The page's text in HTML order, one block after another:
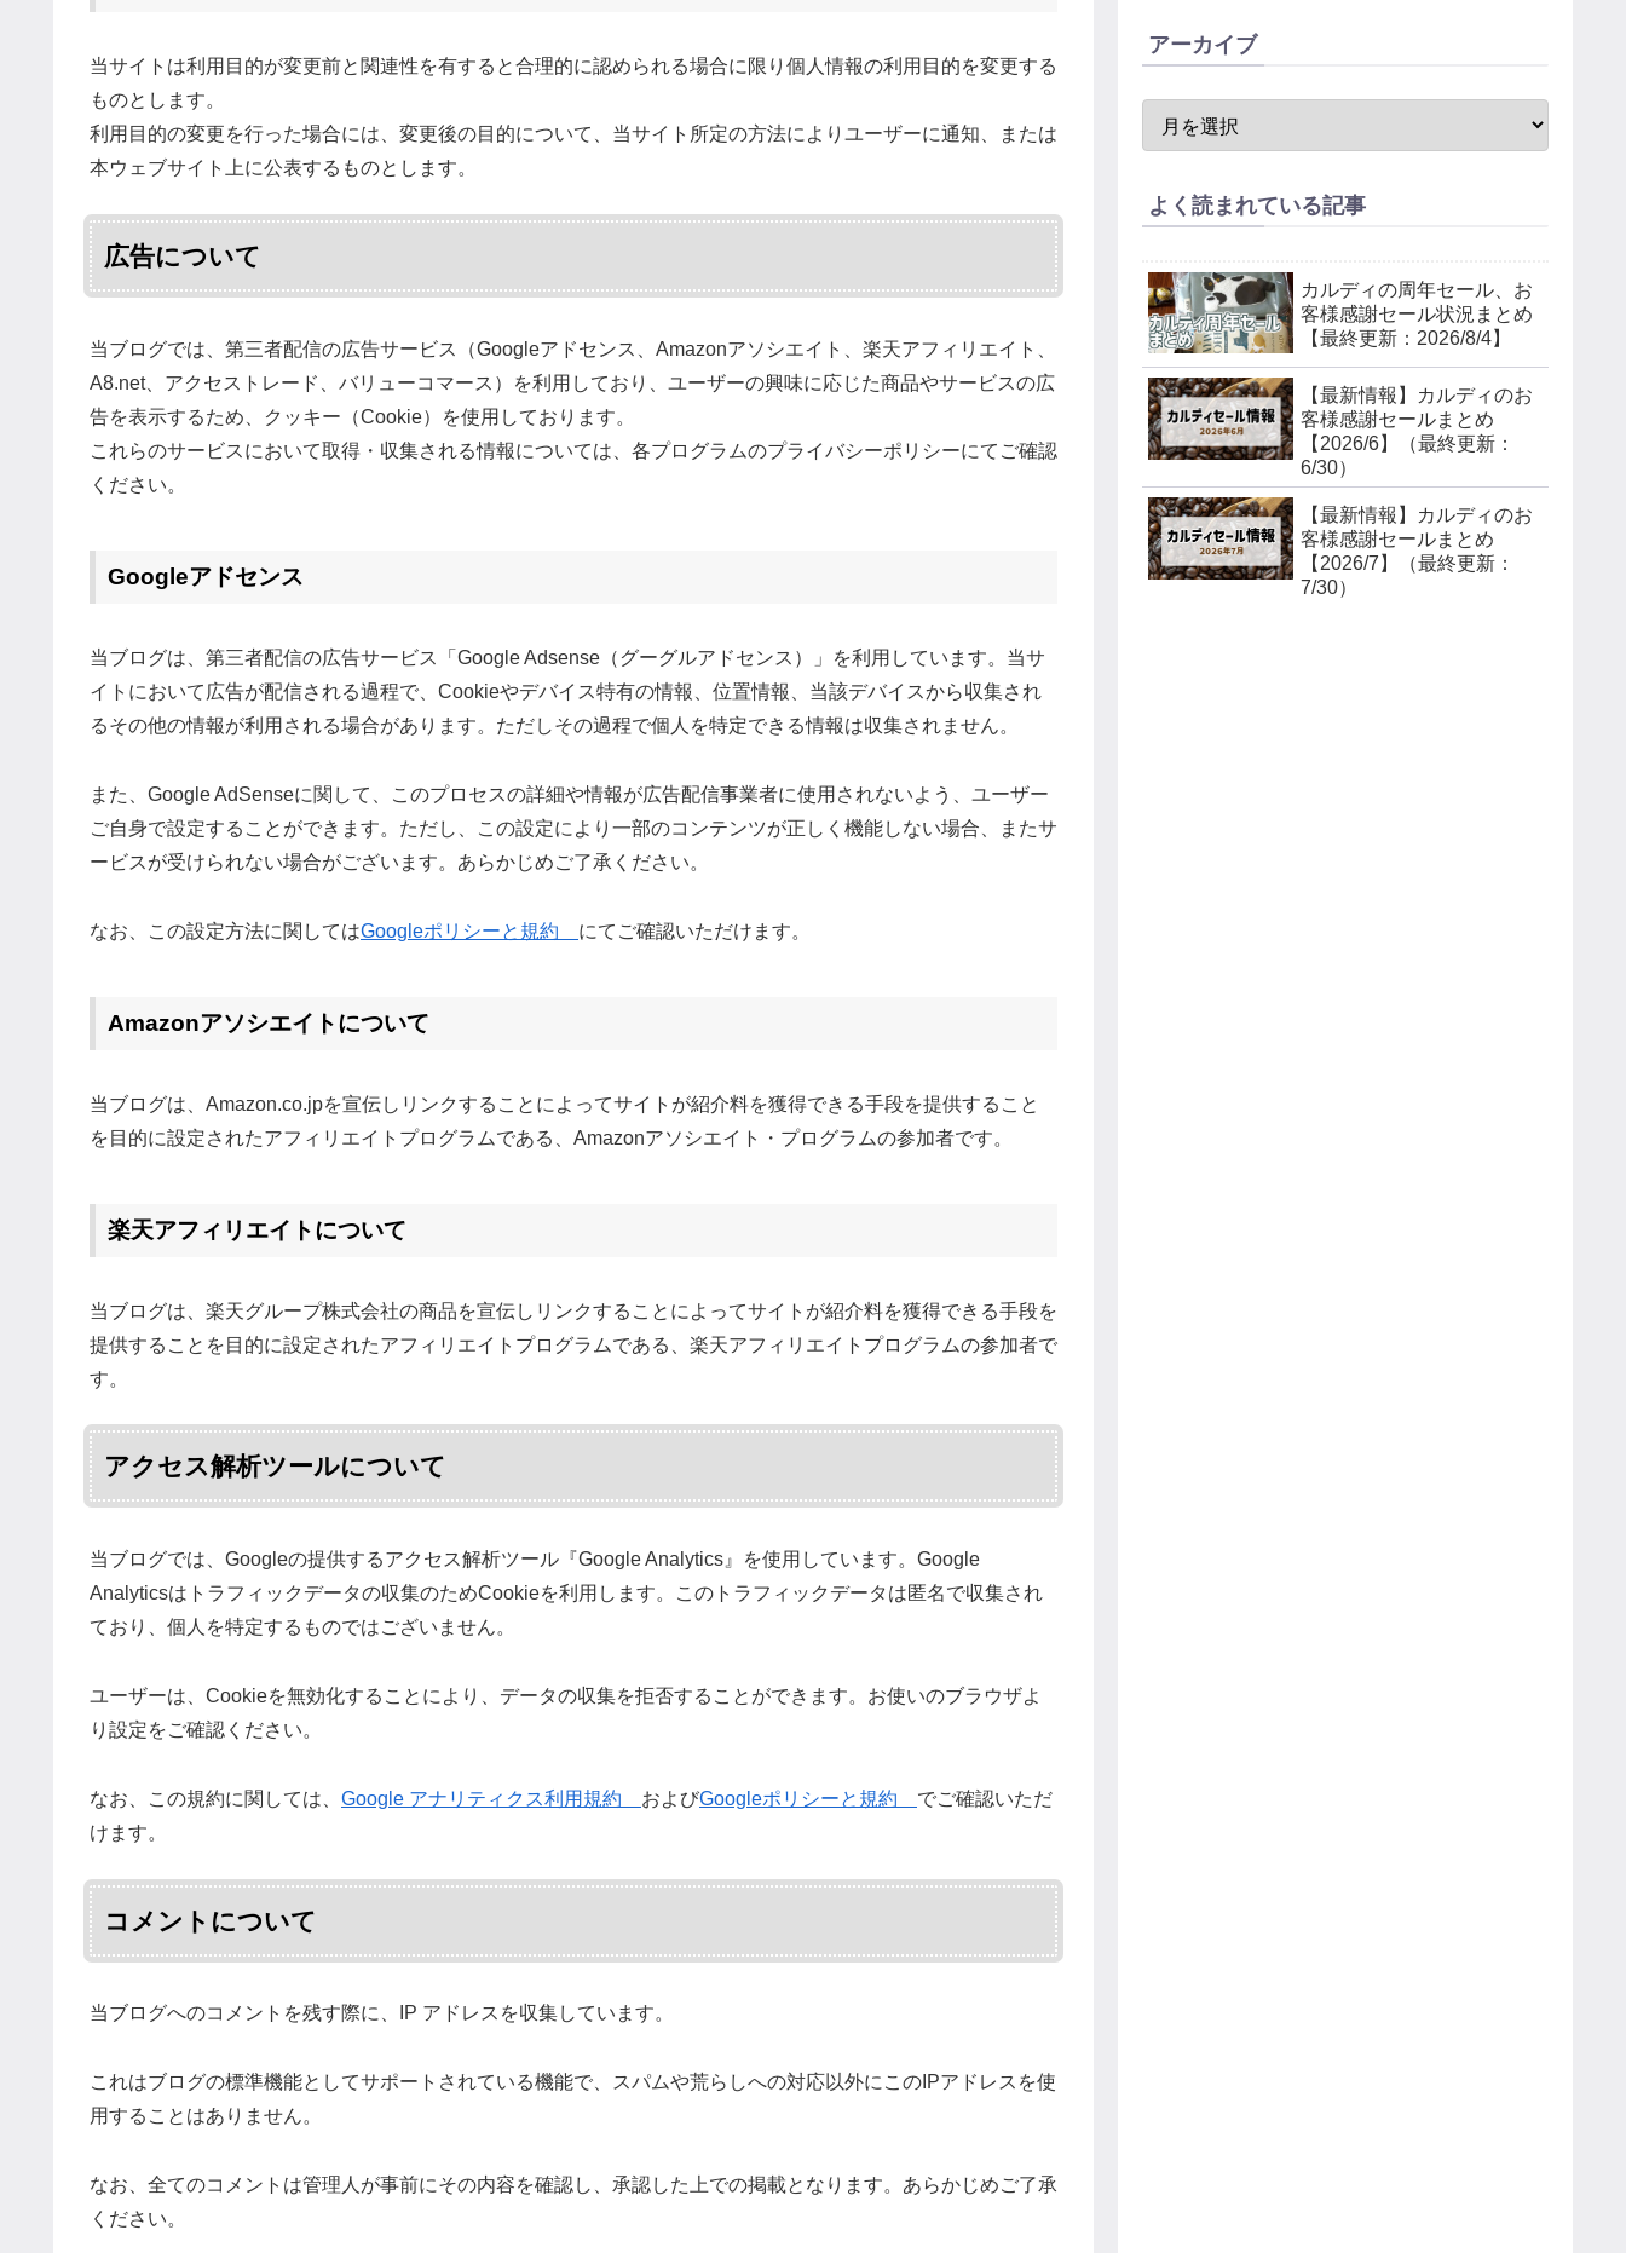
当サイトは利用目的が変更前と関連性を有すると合理的に認められる場合に限り個人情報の利用目的を変更する
ものとします。
利用目的の変更を行った場合には、変更後の目的について、当サイト所定の方法によりユーザーに通知、または
本ウェブサイト上に公表するものとします。
広告について
当ブログでは、第三者配信の広告サービス（Googleアドセンス、Amazonアソシエイト、楽天アフィリエイト、
A8.net、アクセストレード、バリューコマース）を利用しており、ユーザーの興味に応じた商品やサービスの広
告を表示するため、クッキー（Cookie）を使用しております。
これらのサービスにおいて取得・収集される情報については、各プログラムのプライバシーポリシーにてご確認
ください。
Googleアドセンス
当ブログは、第三者配信の広告サービス「Google Adsense（グーグルアドセンス）」を利用しています。当サ
イトにおいて広告が配信される過程で、Cookieやデバイス特有の情報、位置情報、当該デバイスから収集され
るその他の情報が利用される場合があります。ただしその過程で個人を特定できる情報は収集されません。
また、Google AdSenseに関して、このプロセスの詳細や情報が広告配信事業者に使用されないよう、ユーザー
ご自身で設定することができます。ただし、この設定により一部のコンテンツが正しく機能しない場合、またサ
ービスが受けられない場合がございます。あらかじめご了承ください。
なお、この設定方法に関してはGoogleポリシーと規約 にてご確認いただけます。
Amazonアソシエイトについて
当ブログは、Amazon.co.jpを宣伝しリンクすることによってサイトが紹介料を獲得できる手段を提供すること
を目的に設定されたアフィリエイトプログラムである、Amazonアソシエイト・プログラムの参加者です。
楽天アフィリエイトについて
当ブログは、楽天グループ株式会社の商品を宣伝しリンクすることによってサイトが紹介料を獲得できる手段を
提供することを目的に設定されたアフィリエイトプログラムである、楽天アフィリエイトプログラムの参加者で
す。
アクセス解析ツールについて
当ブログでは、Googleの提供するアクセス解析ツール『Google Analytics』を使用しています。Google
Analyticsはトラフィックデータの収集のためCookieを利用します。このトラフィックデータは匿名で収集され
ており、個人を特定するものではございません。
ユーザーは、Cookieを無効化することにより、データの収集を拒否することができます。お使いのブラウザよ
り設定をご確認ください。
なお、この規約に関しては、 Google アナリティクス利用規約 およびGoogleポリシーと規約 でご確認いただ
けます。
コメントについて
当ブログへのコメントを残す際に、IP アドレスを収集しています。
これはブログの標準機能としてサポートされている機能で、スパムや荒らしへの対応以外にこのIPアドレスを使
用することはありません。
なお、全てのコメントは管理人が事前にその内容を確認し、承認した上での掲載となります。あらかじめご了承
ください。
アーカイブ
よく読まれている記事
カルディの周年セール、お
客様感謝セール状況まとめ
【最終更新：2026/8/4】
【最新情報】カルディのお
客様感謝セールまとめ
【2026/6】（最終更新：
6/30）
【最新情報】カルディのお
客様感謝セールまとめ
【2026/7】（最終更新：
7/30）